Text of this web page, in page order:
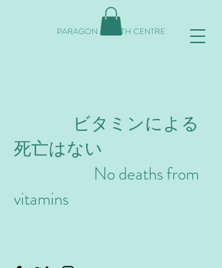
PARAGON HEALTH CENTRE
ビタミンによる
死亡はない
No deaths from
vitamins